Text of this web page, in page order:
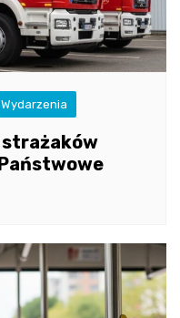
Wydarzenia
strażaków